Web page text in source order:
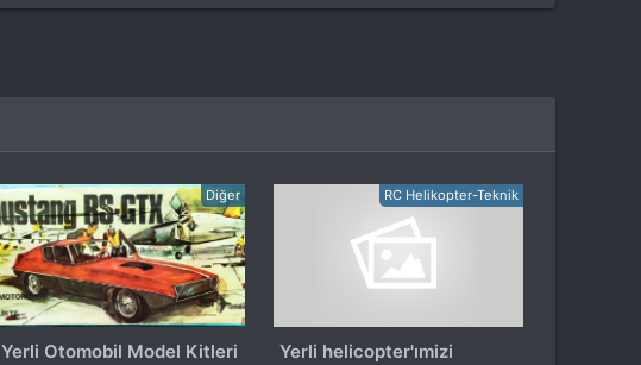
Diğer
Yerli Otomobil Model Kitleri
RC Helikopter-Teknik
Yerli helicopter'ımizi